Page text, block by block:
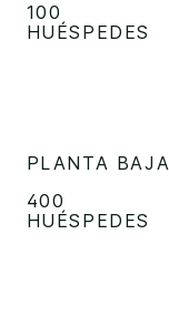
100
HUÉSPEDES
PLANTA BAJA
400
HUÉSPEDES